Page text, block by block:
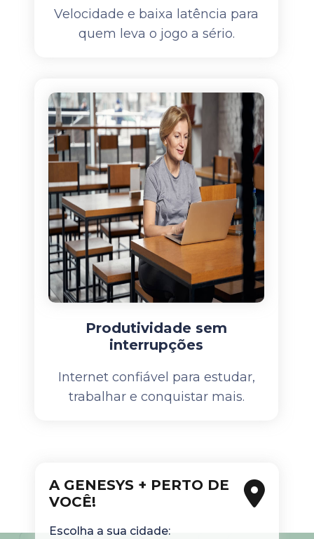
Velocidade e baixa latência para
quem leva o jogo a sério.
Produtividade sem
interrupções
Internet confiável para estudar,
trabalhar e conquistar mais.
A GENESYS + PERTO DE
VOCÊ!
Escolha a sua cidade: